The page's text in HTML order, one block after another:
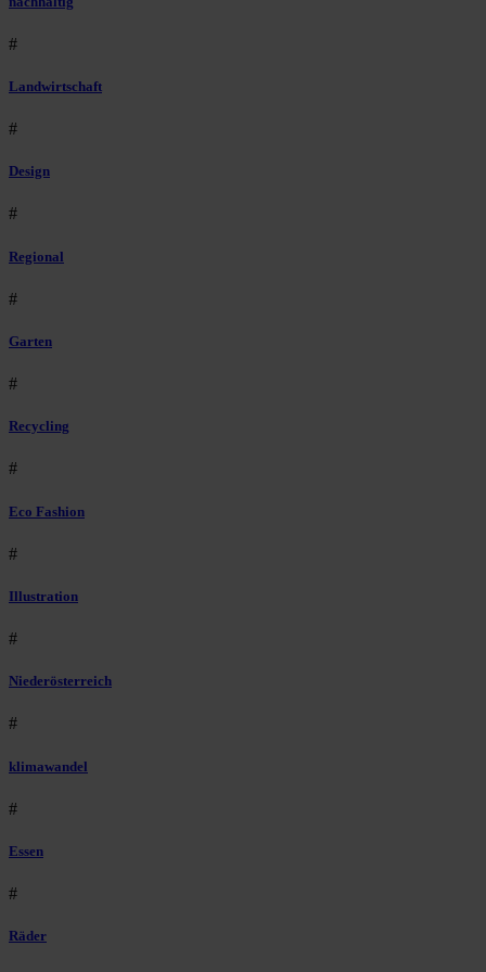
#
Landwirtschaft
#
Design
#
Regional
#
Garten
#
Recycling
#
Eco Fashion
#
Illustration
#
Niederösterreich
#
klimawandel
#
Essen
#
Räder